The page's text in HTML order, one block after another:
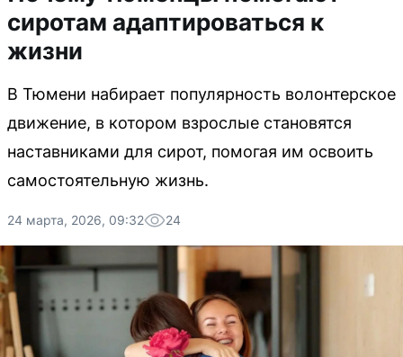
сиротам адаптироваться к
жизни
В Тюмени набирает популярность волонтерское
движение, в котором взрослые становятся
наставниками для сирот, помогая им освоить
самостоятельную жизнь.
24 марта, 2026, 09:32 24